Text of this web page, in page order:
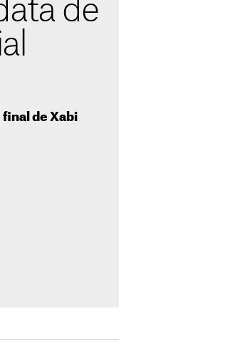
de
final de Xabi